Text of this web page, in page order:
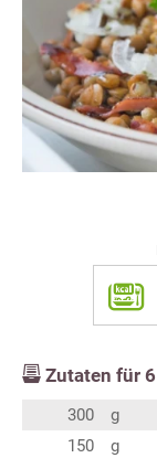
Zutaten für 6
300 g
150
g